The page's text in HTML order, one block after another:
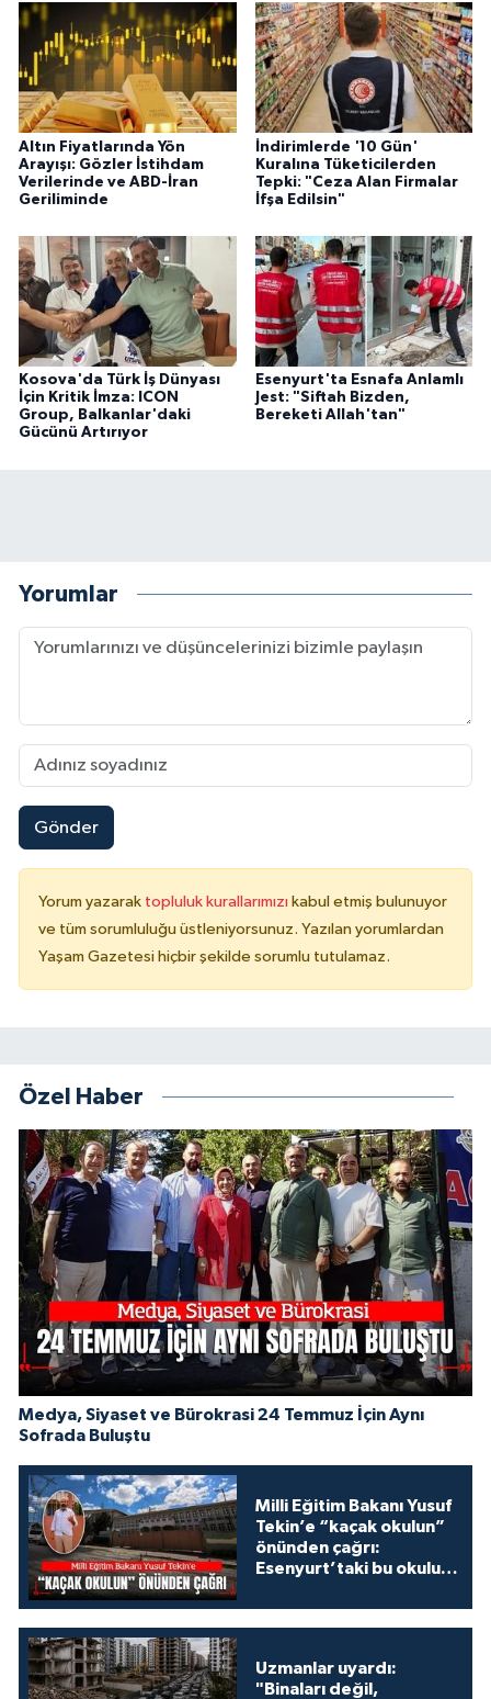
Altın Fiyatlarında Yön
Arayışı: Gözler İstihdam
Verilerinde ve ABD-İran
Geriliminde
İndirimlerde '10 Gün'
Kuralına Tüketicilerden
Tepki: "Ceza Alan Firmalar
İfşa Edilsin"
Kosova'da Türk İş Dünyası
İçin Kritik İmza: ICON
Group, Balkanlar'daki
Gücünü Artırıyor
Esenyurt'ta Esnafa Anlamlı
Jest: "Siftah Bizden,
Bereketi Allah'tan"
Yorumlar
Gönder
Yorum yazarak topluluk kurallarımızı kabul etmiş bulunuyor
ve tüm sorumluluğu üstleniyorsunuz. Yazılan yorumlardan
Yaşam Gazetesi hiçbir şekilde sorumlu tutulamaz.
Özel Haber
Medya, Siyaset ve Bürokrasi 24 Temmuz İçin Aynı
Sofrada Buluştu
Milli Eğitim Bakanı Yusuf
Tekin’e “kaçak okulun”
önünden çağrı:
Esenyurt’taki bu okulu
Uzmanlar uyardı:
"Binaları değil,